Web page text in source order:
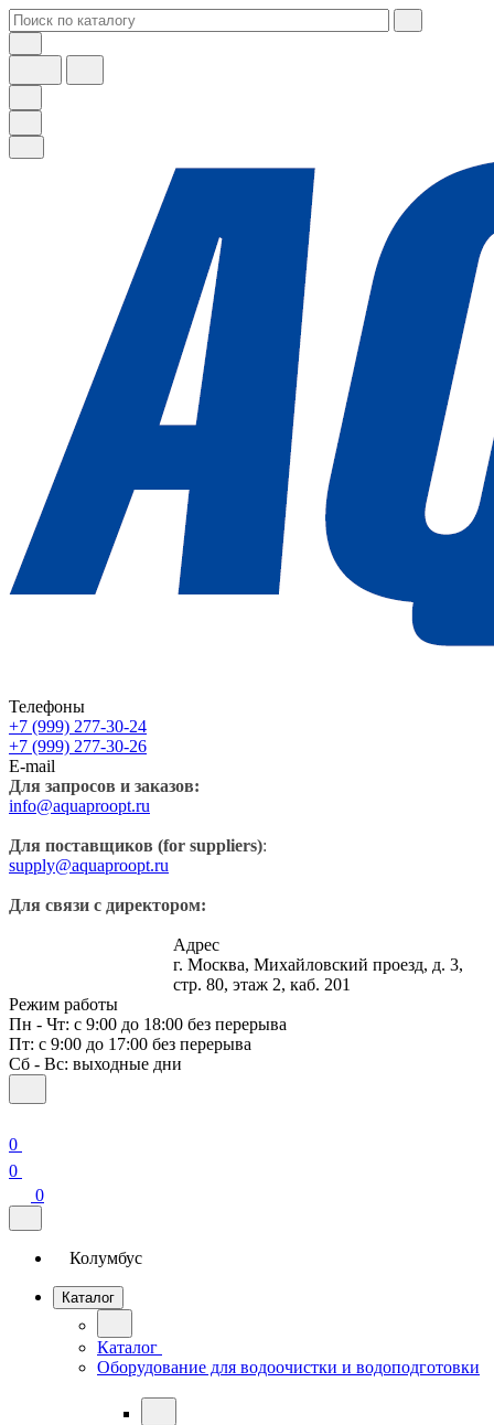
Телефоны
+7 (999) 277-30-24
+7 (999) 277-30-26
E-mail
Для запросов и заказов:
info@aquaproopt.ru
Для поставщиков (for suppliers):
supply@aquaproopt.ru
Для связи с директором:
Адрес
г. Москва, Михайловский проезд, д. 3,
стр. 80, этаж 2, каб. 201
Режим работы
Пн - Чт: с 9:00 до 18:00 без перерыва
Пт: с 9:00 до 17:00 без перерыва
Сб - Вс: выходные дни
0
0
0
Колумбус
Каталог
Каталог
Оборудование для водоочистки и водоподготовки